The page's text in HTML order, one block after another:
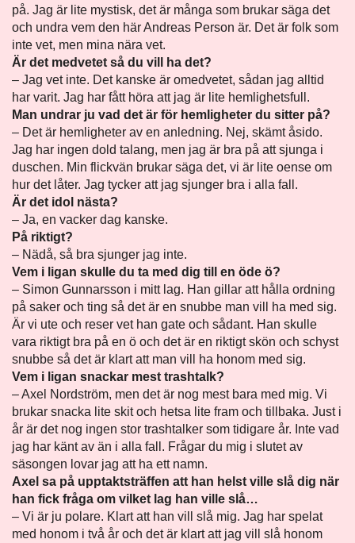
på. Jag är lite mystisk, det är många som brukar säga det
och undra vem den här Andreas Person är. Det är folk som
inte vet, men mina nära vet.
Är det medvetet så du vill ha det?
– Jag vet inte. Det kanske är omedvetet, sådan jag alltid
har varit. Jag har fått höra att jag är lite hemlighetsfull.
Man undrar ju vad det är för hemligheter du sitter på?
– Det är hemligheter av en anledning. Nej, skämt åsido.
Jag har ingen dold talang, men jag är bra på att sjunga i
duschen. Min flickvän brukar säga det, vi är lite oense om
hur det låter. Jag tycker att jag sjunger bra i alla fall.
Är det idol nästa?
– Ja, en vacker dag kanske.
På riktigt?
– Nädå, så bra sjunger jag inte.
Vem i ligan skulle du ta med dig till en öde ö?
– Simon Gunnarsson i mitt lag. Han gillar att hålla ordning
på saker och ting så det är en snubbe man vill ha med sig.
Är vi ute och reser vet han gate och sådant. Han skulle
vara riktigt bra på en ö och det är en riktigt skön och schyst
snubbe så det är klart att man vill ha honom med sig.
Vem i ligan snackar mest trashtalk?
– Axel Nordström, men det är nog mest bara med mig. Vi
brukar snacka lite skit och hetsa lite fram och tillbaka. Just i
år är det nog ingen stor trashtalker som tidigare år. Inte vad
jag har känt av än i alla fall. Frågar du mig i slutet av
säsongen lovar jag att ha ett namn.
Axel sa på upptaktsträffen att han helst ville slå dig när
han fick fråga om vilket lag han ville slå…
– Vi är ju polare. Klart att han vill slå mig. Jag har spelat
med honom i två år och det är klart att jag vill slå honom